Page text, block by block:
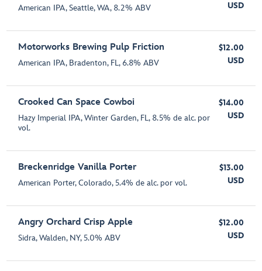
American IPA, Seattle, WA, 8.2% ABV
USD
Motorworks Brewing Pulp Friction
American IPA, Bradenton, FL, 6.8% ABV
$12.00
USD
Crooked Can Space Cowboi
Hazy Imperial IPA, Winter Garden, FL, 8.5% de alc. por
vol.
$14.00
USD
Breckenridge Vanilla Porter
American Porter, Colorado, 5.4% de alc. por vol.
$13.00
USD
Angry Orchard Crisp Apple
Sidra, Walden, NY, 5.0% ABV
$12.00
USD